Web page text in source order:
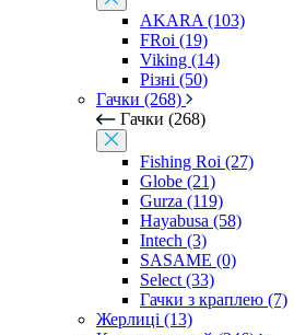
AKARA (103)
FRoi (19)
Viking (14)
Різні (50)
Гачки (268)
Гачки (268)
Fishing Roi (27)
Globe (21)
Gurza (119)
Hayabusa (58)
Intech (3)
SASAME (0)
Select (33)
Гачки з краплею (7)
Жерлиці (13)